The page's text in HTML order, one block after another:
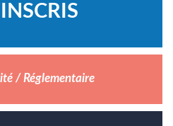
/ Réglementaire